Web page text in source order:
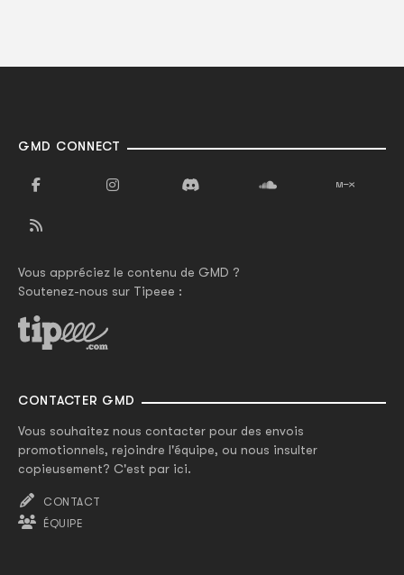
GMD CONNECT
Vous appréciez le contenu de GMD ?
Soutenez-nous sur Tipeee :
CONTACTER GMD
Vous souhaitez nous contacter pour des envois
promotionnels, rejoindre l'équipe, ou nous insulter
copieusement? C'est par ici.
CONTACT
ÉQUIPE